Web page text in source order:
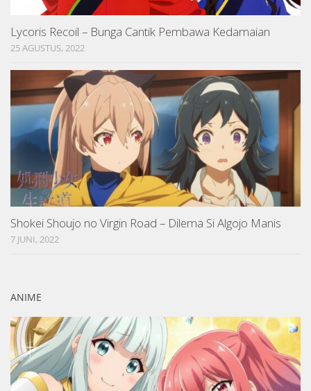
Lycoris Recoil – Bunga Cantik Pembawa Kedamaian
25 AGUSTUS, 2022
Shokei Shoujo no Virgin Road – Dilema Si Algojo Manis
7 JUNI, 2022
ANIME